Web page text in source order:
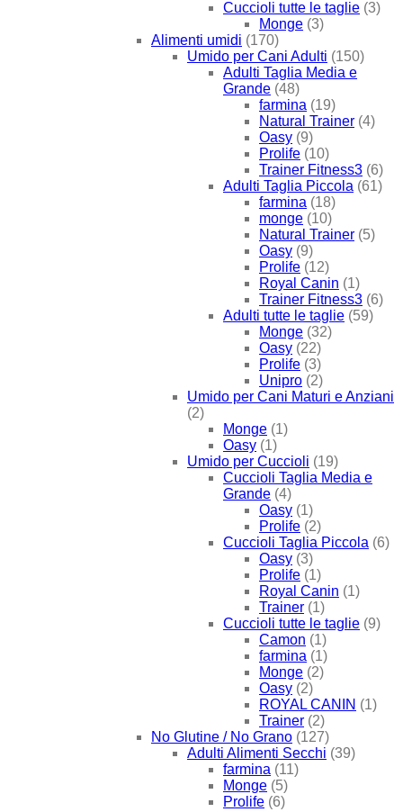
Cuccioli tutte le taglie (3)
Monge (3)
Alimenti umidi (170)
Umido per Cani Adulti (150)
Adulti Taglia Media e
Grande (48)
farmina (19)
Natural Trainer (4)
Oasy (9)
Prolife (10)
Trainer Fitness3 (6)
Adulti Taglia Piccola (61)
farmina (18)
monge (10)
Natural Trainer (5)
Oasy (9)
Prolife (12)
Royal Canin (1)
Trainer Fitness3 (6)
Adulti tutte le taglie (59)
Monge (32)
Oasy (22)
Prolife (3)
Unipro (2)
Umido per Cani Maturi e Anziani
(2)
Monge (1)
Oasy (1)
Umido per Cuccioli (19)
Cuccioli Taglia Media e
Grande (4)
Oasy (1)
Prolife (2)
Cuccioli Taglia Piccola (6)
Oasy (3)
Prolife (1)
Royal Canin (1)
Trainer (1)
Cuccioli tutte le taglie (9)
Camon (1)
farmina (1)
Monge (2)
Oasy (2)
ROYAL CANIN (1)
Trainer (2)
No Glutine / No Grano (127)
Adulti Alimenti Secchi (39)
farmina (11)
Monge (5)
Prolife (6)